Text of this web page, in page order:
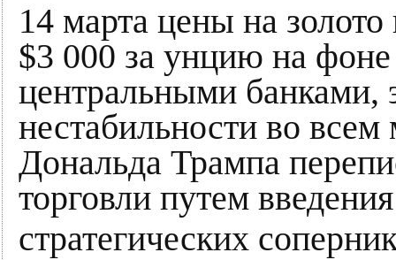
14 марта цены на
$3 000 за унцию на
центральными банками,
нестабильности во
Дональда Трампа
торговли путем
стратегических